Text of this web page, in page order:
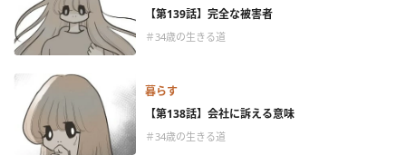
【第139話】完全な被害者
＃34歳の生きる道
暮らす
【第138話】会社に訴える意味
＃34歳の生きる道